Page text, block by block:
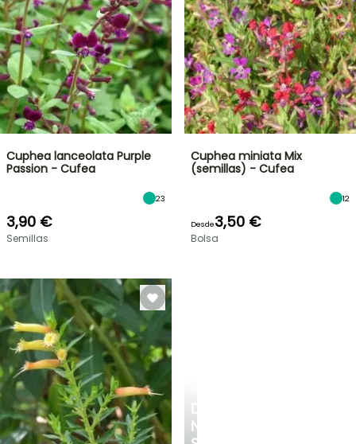
DESCUBRE
NUESTRA
Cuphea lanceolata Purple
Passion - Cufea
23
3,90 €
Semillas
Cuphea miniata Mix
(semillas) - Cufea
12
Desde3,50 €
Bolsa